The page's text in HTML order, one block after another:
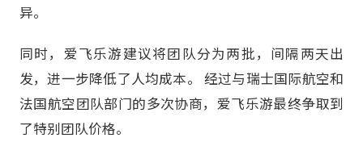
异。
同时，爱飞乐游建议将团队分为两批，间隔两天出
发，进一步降低了人均成本。 经过与瑞士国际航空和
法国航空团队部门的多次协商，爱飞乐游最终争取到
了特别团队价格。